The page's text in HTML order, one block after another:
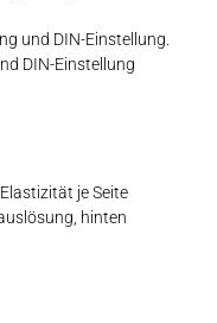
und DIN-Einstellung.
DIN-Einstellung
je Seite
hinten